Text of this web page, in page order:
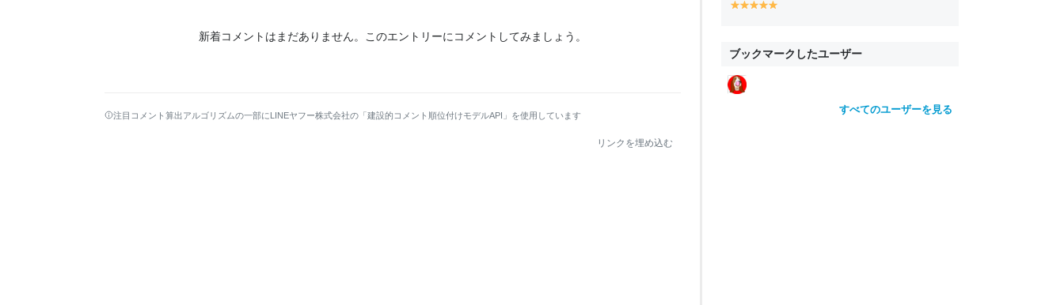
新着コメントはまだありません。 このエントリーにコメントしてみましょう。
注目コメント算出アルゴリズムの一部にLINEヤフー株式会社の「建設的コメント順位付けモデルAPI」を使用しています
リンクを埋め込む
y
o
y
o
y
o
y
oo
ブックマークしたユーザー
すべてのユーザーを見る